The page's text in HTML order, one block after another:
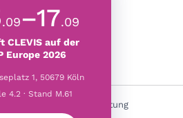
Digitalisierung & Beratung
.09–17.09
CLEVIS auf der
Europe 2026
1, 50679 Köln
4.2 · Stand M.61